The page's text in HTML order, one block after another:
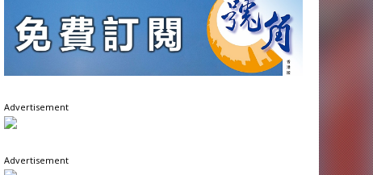
Advertisement
Advertisement